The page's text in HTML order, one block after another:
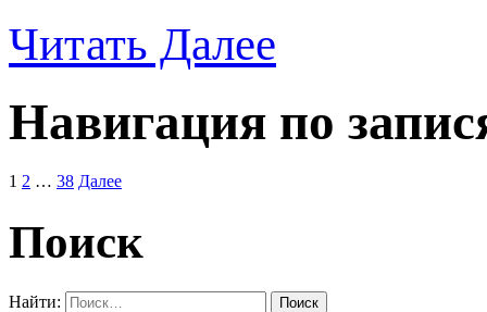
Читать Далее
Навигация по
1 2 … 38 Далее
Поиск
Найти: